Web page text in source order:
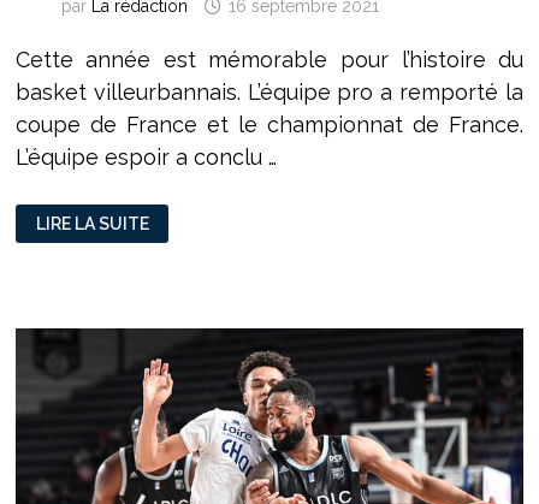
par La rédaction 16 septembre 2021
Cette année est mémorable pour l’histoire du
basket villeurbannais. L’équipe pro a remporté la
coupe de France et le championnat de France.
L’équipe espoir a conclu …
VILLEURBANNE,
TERRE
DE
LIRE LA SUITE